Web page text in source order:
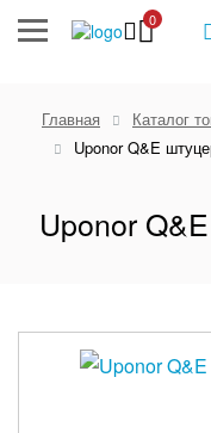
0
Главная Каталог
Uponor Q&E
Uponor